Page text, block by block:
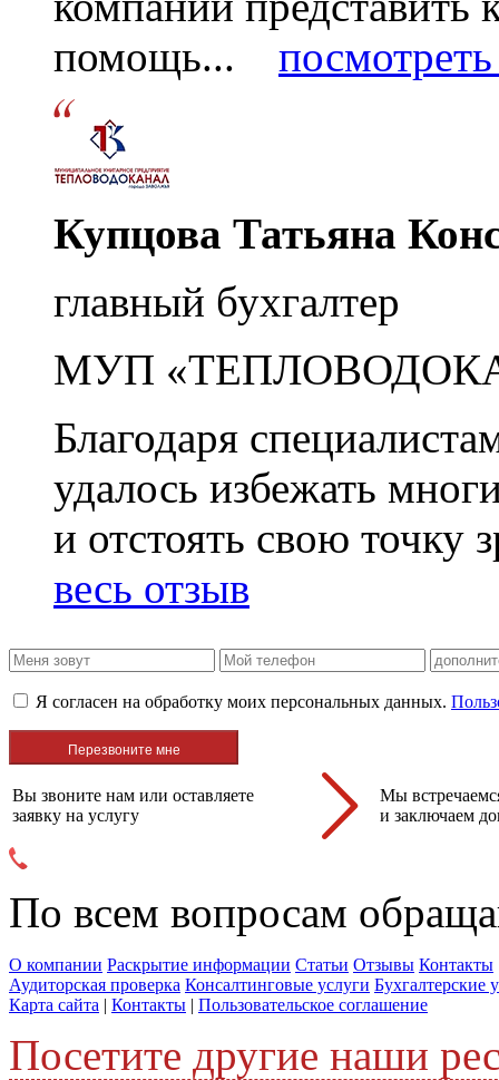
помощь...
Купцова Татьяна
главный бухгалтер
МУП
Благодаря
удалось избежать
и отстоять свою
весь отзыв
Я согласен на обработку моих персональных данных.
Вы звоните нам или оставляете
заявку на услугу
Мы
и заключаем
По всем вопросам
О компании Раскрытие информации Статьи Отзывы Контакты
Аудиторская проверка Консалтинговые услуги Бухгалтерские
Карта сайта | Контакты | Пользовательское соглашение
Посетите другие наши